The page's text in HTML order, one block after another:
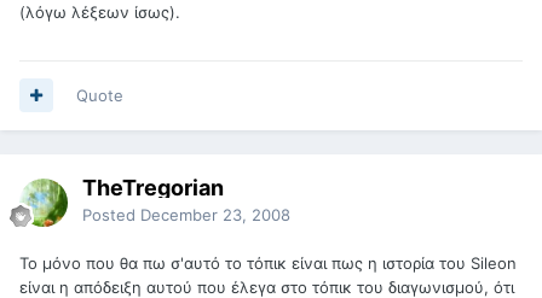
(λόγω λέξεων ίσως).
Quote
TheTregorian
Posted December 23, 2008
Το μόνο που θα πω σ'αυτό το τόπικ είναι πως η ιστορία του Sileon
είναι η απόδειξη αυτού που έλεγα στο τόπικ του διαγωνισμού, ότι